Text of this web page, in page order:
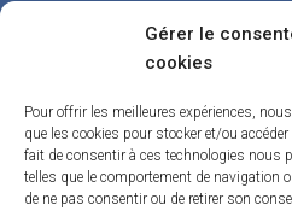
Gérer le
cookies
Pour offrir les meilleures expériences,
que les cookies pour stocker et/ou
fait de consentir à ces technologies nous
telles que le comportement de navigation
de ne pas consentir ou de retirer son